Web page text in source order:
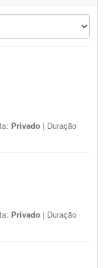
Privado | Duração
Privado | Duração